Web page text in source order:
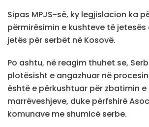
Sipas MPJS-së, ky legjislacion ka
përmirësimin e kushteve të jetesës
jetës për serbët në Kosovë.
Po ashtu, në reagim thuhet se,
plotësisht e angazhuar në
është e përkushtuar për zbatimin
marrëveshjeve, duke përfshirë
komunave me shumicë serbe.